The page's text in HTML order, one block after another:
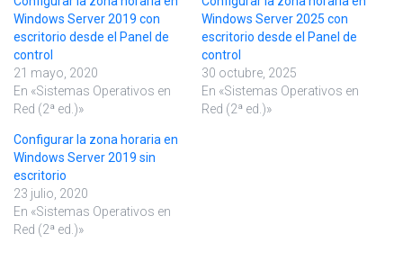
Windows Server 2019 con
escritorio desde el Panel de
control
21 mayo, 2020
En «Sistemas Operativos en
Red (2ª ed.)»
Windows Server 2025 con
escritorio desde el Panel de
control
30 octubre, 2025
En «Sistemas Operativos en
Red (2ª ed.)»
Configurar la zona horaria en
Windows Server 2019 sin
escritorio
23 julio, 2020
En «Sistemas Operativos en
Red (2ª ed.)»